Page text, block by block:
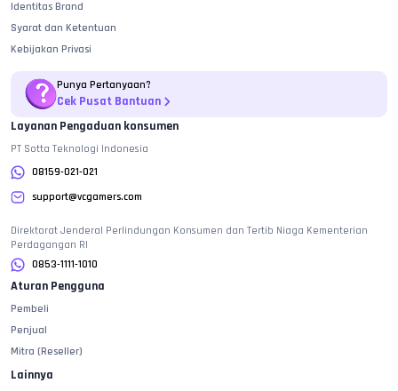
Identitas Brand
Syarat dan Ketentuan
Kebijakan Privasi
Punya Pertanyaan?
Cek Pusat Bantuan
Layanan Pengaduan konsumen
PT Sotta Teknologi Indonesia
08159-021-021
support@vcgamers.com
Direktorat Jenderal Perlindungan Konsumen dan Tertib Niaga Kementerian
Perdagangan RI
0853-1111-1010
Aturan Pengguna
Pembeli
Penjual
Mitra (Reseller)
Lainnya